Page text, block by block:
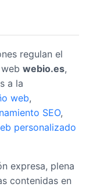
regulan el
webio.es,
a la
web,
SEO,
personalizado
expresa, plena
contenidas en